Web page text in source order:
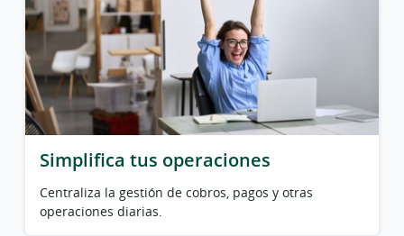
Simplifica tus operaciones
Centraliza la gestión de cobros, pagos y otras
operaciones diarias.